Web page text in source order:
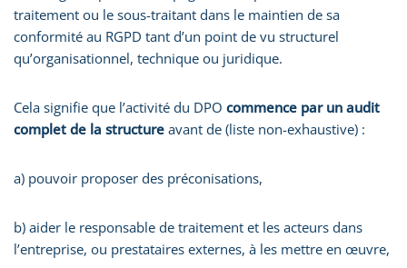
traitement ou le sous-traitant dans le maintien de sa
conformité au RGPD tant d’un point de vu structurel
qu’organisationnel, technique ou juridique.
Cela signifie que l’activité du DPO commence par un audit
complet de la structure avant de (liste non-exhaustive) :
a) pouvoir proposer des préconisations,
b) aider le responsable de traitement et les acteurs dans
l’entreprise, ou prestataires externes, à les mettre en œuvre,